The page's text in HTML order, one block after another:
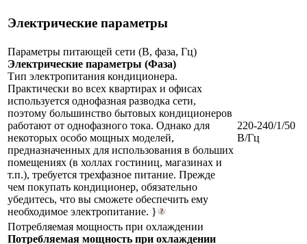
Электрические параметры
Параметры питающей сети (В, фаза, Гц)
Электрические параметры (Фаза)
Тип электропитания кондиционера.
Практически во всех квартирах и офисах
используется однофазная разводка сети,
поэтому большинство бытовых кондиционеров
работают от однофазного тока. Однако для
некоторых особо мощных моделей,
предназначенных для использования в больших
помещениях (в холлах гостиниц, магазинах и
т.п.), требуется трехфазное питание. Прежде
чем покупать кондиционер, обязательно
убедитесь, что вы сможете обеспечить ему
необходимое электропитание. }
220-240/1/50
В/Гц
Потребляемая мощность при охлаждении
Потребляемая мощность при охлаждении